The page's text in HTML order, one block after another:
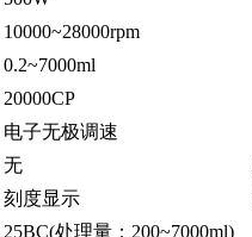
10000~28000rpm
0.2~7000ml
20000CP
电子无极调速
无
刻度显示
25BC(处理量：200~7000ml)